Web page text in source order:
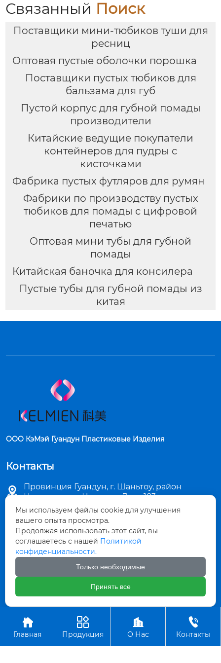
Связанный Поиск
Поставщики мини-тюбиков туши для
ресниц
Оптовая пустые оболочки порошка
Поставщики пустых тюбиков для
бальзама для губ
Пустой корпус для губной помады
производители
Китайские ведущие покупатели
контейнеров для пудры с
кисточками
Фабрика пустых футляров для румян
Фабрики по производству пустых
тюбиков для помады с цифровой
печатью
Оптовая мини тубы для губной
помады
Китайская баночка для консилера
Пустые тубы для губной помады из
китая
ООО КэМэй Гуандун Пластиковые Изделия
Контакты

Провинция Гуандун, г. Шаньтоу, район
Цзиньпин, ул. Чаошань Лу, д. 183
 sales5@stkemei.com
 +86-754-82124723
+86-754-82486723
Авторское право©ООО КэМэй Гуандун Пластиковые Изделия

Главная

Продукция

О Нас

Контакты
Мы используем файлы cookie для улучшения
вашего опыта просмотра.
Продолжая использовать этот сайт, вы
соглашаетесь с нашей Политикой
конфиденциальности.
Только необходимые
Принять все